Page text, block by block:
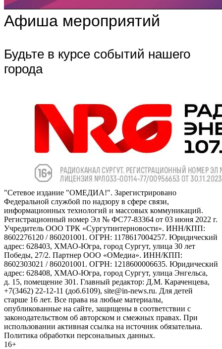
Афиша мероприятий
Будьте в курсе событий нашего
города
"Сетевое издание "ОМЕДИА!". Зарегистрировано
Федеральной службой по надзору в сфере связи,
информационных технологий и массовых коммуникаций.
Регистрационный номер Эл № ФС77-83364 от 03 июня 2022 г.
Учредитель ООО ТРК «Сургутинтерновости». ИНН/КПП:
8602276120 / 860201001. ОГРН: 1178617004257. Юридический
адрес: 628403, ХМАО-Югра, город Сургут, улица 30 лет
Победы, 27/2. Партнер ООО «ОМедиа». ИНН/КПП:
8602303021 / 860201001. ОГРН: 1218600006635. Юридический
адрес: 628408, ХМАО-Югра, город Сургут, улица Энгельса,
д. 15, помещение 301. Главный редактор: Д.М. Караченцева,
+7(3462) 22-12-11 (доб.6109), site@in-news.ru. Для детей
старше 16 лет. Все права на любые материалы,
опубликованные на сайте, защищены в соответствии с
законодательством об авторском и смежных правах. При
использовании активная ссылка на источник обязательна.
Политика обработки персональных данных.
16+